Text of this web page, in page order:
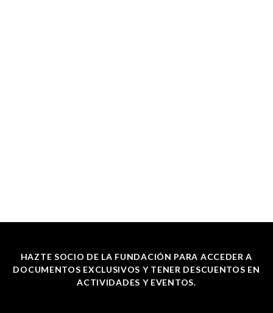
HAZTE SOCIO DE LA FUNDACIÓN PARA ACCEDER A
DOCUMENTOS EXCLUSIVOS Y TENER DESCUENTOS EN
ACTIVIDADES Y EVENTOS.